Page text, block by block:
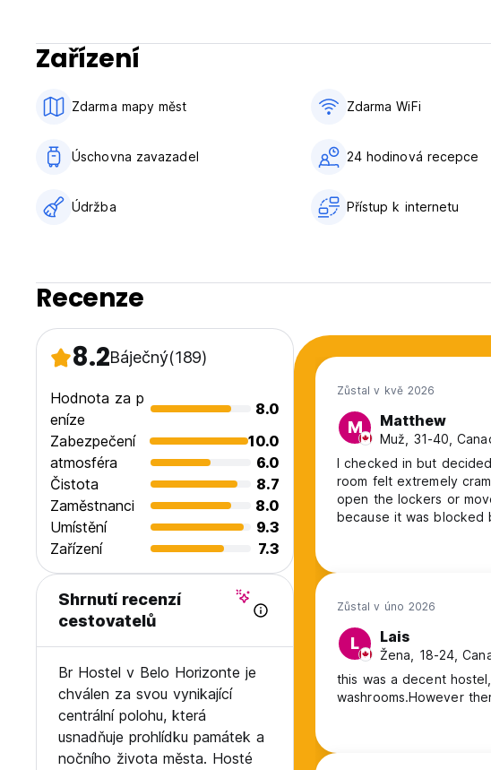
Zařízení
Zdarma mapy měst Zdarma WiFi
Úschovna zavazadel 24 hodinová recepce
Údržba Přístup k internetu
Recenze
8.2Báječný(189)
Hodnota za p
eníze
8.0
Zabezpečení
10.0
atmosféra
6.0
Čistota
8.7
Zaměstnanci
8.0
Umístění
9.3
Zařízení
7.3
Shrnutí recenzí
cestovatelů
Br Hostel v Belo Horizonte je
chválen za svou vynikající
centrální polohu, která
usnadňuje prohlídku památek a
nočního života města. Hosté
Zůstal v kvě 2026
M Matthew
Muž, 31-40,
I checked in but
room felt extremely
open the lockers or
because it was blocked
social atmosphere, and
Zůstal v úno 2026
L Lais
Žena, 18-24,
this was a decent
washrooms.However